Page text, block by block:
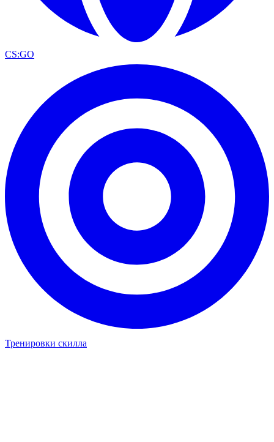
CS:GO
Тренировки скилла